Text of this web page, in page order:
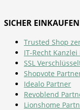
SICHER EINKAUFEN
Trusted Shop
IT-Recht
SSL
Shopvote
Idealo Partner
Revoblend
Lionshome